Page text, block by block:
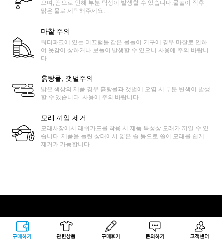
구매하기 관련상품 상품후기 문의하기 고객센터
으며, 땀으로 인해 부분 탁생이 발생할 수 있습니다.물놀이 직후
맑은 물로 세탁해주세요.
마찰 주의
워터파크에 있는 미끄럼틀 같은 물놀이 기구에 경우 마찰로 인하
여 옷감이 상하거나 보풀이 발생할 수 있으니 사용에 주의 바랍니
다.
흙탕물, 갯벌주의
밝은 색상의 제품 경우 흙탕물과 갯벌에 오염 시 부분 변색이 발생
할 수 있습니다. 사용에 주의 바랍니다.
모래 끼임 제거
모래사장에서 래쉬가드를 착용 시 제품 특성상 모래가 끼일 수 있
습니다. 제품을 늘린 상태에서 얇은 솔 등으로 쓸어 모래를 쉽게
제거가 가능합니다.
록시걸 고객센터